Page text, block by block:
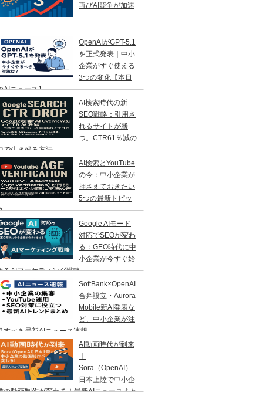
再びAI競争が加速
OpenAIがGPT-5.1
を正式発表｜中小
企業がすぐ使える
3つの変化【本日
AIニュース】
AI検索時代の新
SEO戦略：引用さ
れるサイトが勝
つ。CTR61％減の
で生き残る方法
AI検索とYouTube
の今：中小企業が
押さえておきたい
5つの最新トピッ
Google AIモード
対応でSEOが変わ
る：GEO時代に中
小企業が今すぐ始
るAIマーケティング戦略
SoftBank×OpenAI
合弁設立・Aurora
Mobile新AI発表な
ど、中小企業が注
すべき最新AIニュース速報
AI動画時代が到来
Sora（OpenAI）
日本上陸で中小企
の動画制作が変わる！最新AIニュースまと